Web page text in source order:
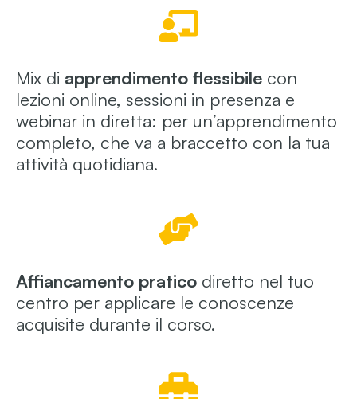
Mix di apprendimento flessibile con
lezioni online, sessioni in presenza e
webinar in diretta: per un’apprendimento
completo, che va a braccetto con la tua
attività quotidiana.
Affiancamento pratico diretto nel tuo
centro per applicare le conoscenze
acquisite durante il corso.